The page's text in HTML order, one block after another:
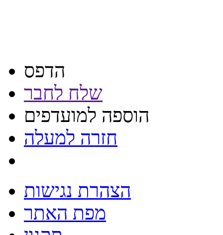
הדפס
שלח לחבר
הוספה למועדפים
חזרה למעלה
הצהרת נגישות
מפת האתר